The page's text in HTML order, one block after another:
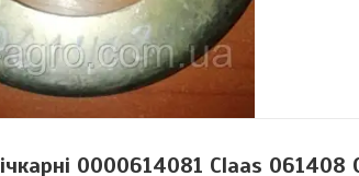
0000614081 Claas